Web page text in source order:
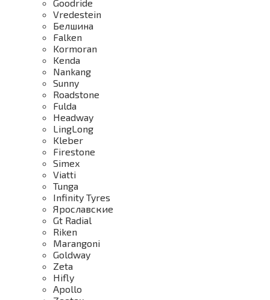
Goodride
Vredestein
Белшина
Falken
Kormoran
Kenda
Nankang
Sunny
Roadstone
Fulda
Headway
LingLong
Kleber
Firestone
Simex
Viatti
Tunga
Infinity Tyres
Ярославские
Gt Radial
Riken
Marangoni
Goldway
Zeta
Hifly
Apollo